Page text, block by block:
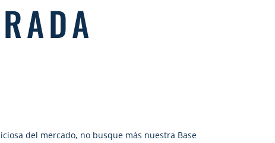
del mercado, no busque más nuestra Base